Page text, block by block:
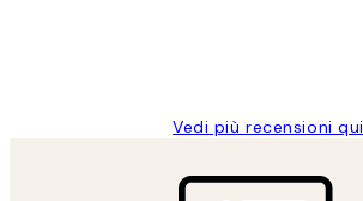
Vedi più recensioni qui